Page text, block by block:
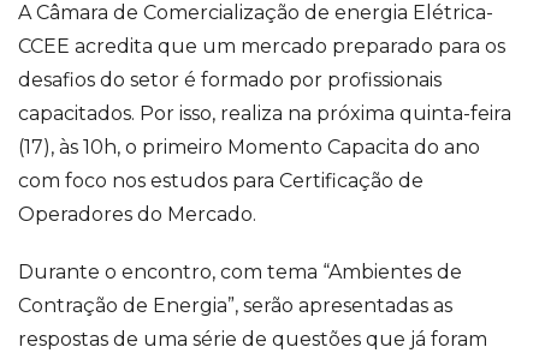
A Câmara de Comercialização de energia Elétrica-
CCEE acredita que um mercado preparado para os
desafios do setor é formado por profissionais
capacitados. Por isso, realiza na próxima quinta-feira
(17), às 10h, o primeiro Momento Capacita do ano
com foco nos estudos para Certificação de
Operadores do Mercado.
Durante o encontro, com tema “Ambientes de
Contração de Energia”, serão apresentadas as
respostas de uma série de questões que já foram